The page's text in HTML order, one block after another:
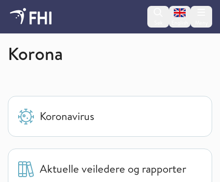
Change
Smittsomme sykdommer
Korona
Koronavirus
Aktuelle veiledere og rapporter